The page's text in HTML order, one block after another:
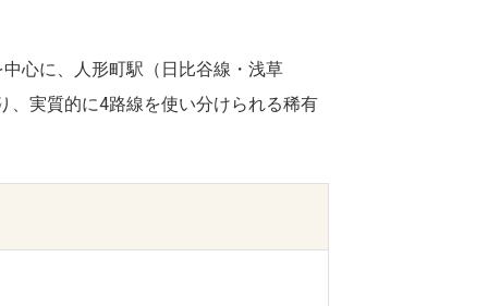
心に、人形町駅（日比谷線・浅草
、実質的に4路線を使い分けられる稀有